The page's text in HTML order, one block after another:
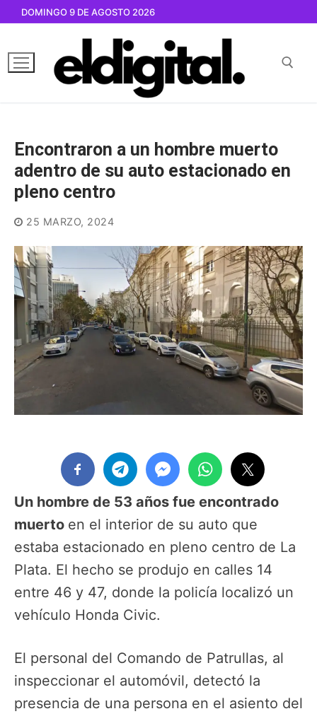
contenido
DOMINGO 9 DE AGOSTO 2026
Encontraron a un hombre muerto
adentro de su auto estacionado en
pleno centro
25 MARZO, 2024
Un hombre de 53 años fue encontrado
muerto en el interior de su auto que
estaba estacionado en pleno centro de La
Plata. El hecho se produjo en calles 14
entre 46 y 47, donde la policía localizó un
vehículo Honda Civic.
El personal del Comando de Patrullas, al
inspeccionar el automóvil, detectó la
presencia de una persona en el asiento del